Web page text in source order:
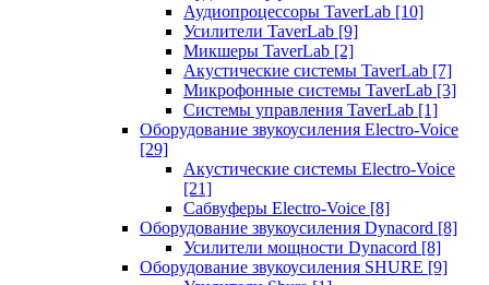
Аудиопроцессоры TaverLab [10]
Усилители TaverLab [9]
Микшеры TaverLab [2]
Акустические системы TaverLab [7]
Микрофонные системы TaverLab [3]
Системы управления TaverLab [1]
Оборудование звукоусиления Electro-Voice
[29]
Акустические системы Electro-Voice
[21]
Сабвуферы Electro-Voice [8]
Оборудование звукоусиления Dynacord [8]
Усилители мощности Dynacord [8]
Оборудование звукоусиления SHURE [9]